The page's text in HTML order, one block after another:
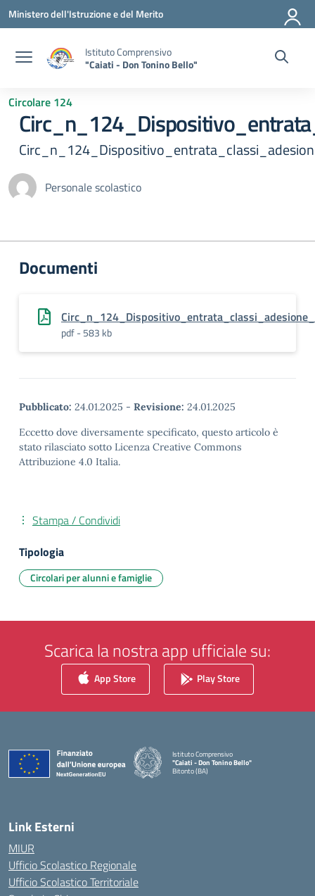
Vai ai contenuti
Vai al menu di navigazione
Vai al footer
Ministero dell'Istruzione e del Merito
Istituto Comprensivo
"Caiati - Don Tonino Bello"
Circolare 124
Personale scolastico
Documenti
pdf - 583 kb
Pubblicato: 24.01.2025 - Revisione: 24.01.2025
Eccetto dove diversamente specificato, questo articolo è
stato rilasciato sotto Licenza Creative Commons
Attribuzione 4.0 Italia.
Stampa / Condividi
Tipologia
Circolari per alunni e famiglie
Scarica la nostra app ufficiale su:
App Store Play Store
Istituto Comprensivo
"Caiati - Don Tonino Bello"
Bitonto (BA)
Link Esterni
MIUR
Ufficio Scolastico Regionale
Ufficio Scolastico Territoriale